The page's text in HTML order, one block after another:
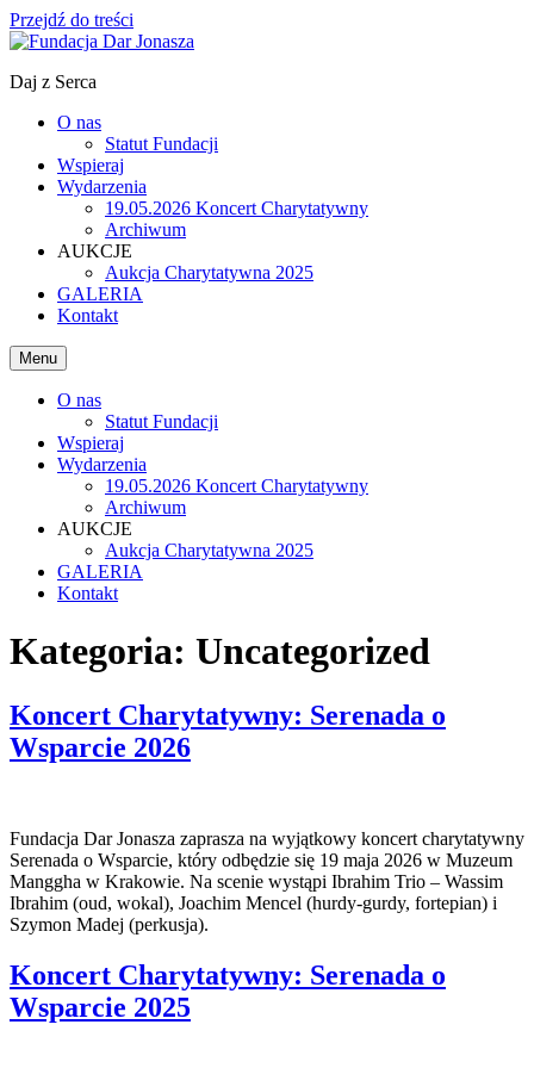
Przejdź do treści
Daj z Serca
O nas
Statut Fundacji
Wspieraj
Wydarzenia
19.05.2026 Koncert Charytatywny
Archiwum
AUKCJE
Aukcja Charytatywna 2025
GALERIA
Kontakt
Menu
O nas
Statut Fundacji
Wspieraj
Wydarzenia
19.05.2026 Koncert Charytatywny
Archiwum
AUKCJE
Aukcja Charytatywna 2025
GALERIA
Kontakt
Kategoria: Uncategorized
Koncert Charytatywny: Serenada o
Wsparcie 2026
Fundacja Dar Jonasza zaprasza na wyjątkowy koncert charytatywny
Serenada o Wsparcie, który odbędzie się 19 maja 2026 w Muzeum
Manggha w Krakowie. Na scenie wystąpi Ibrahim Trio – Wassim
Ibrahim (oud, wokal), Joachim Mencel (hurdy-gurdy, fortepian) i
Szymon Madej (perkusja).
Koncert Charytatywny: Serenada o
Wsparcie 2025